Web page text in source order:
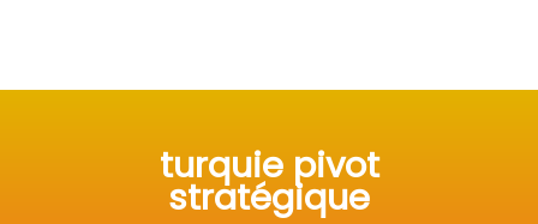
turquie pivot
stratégique